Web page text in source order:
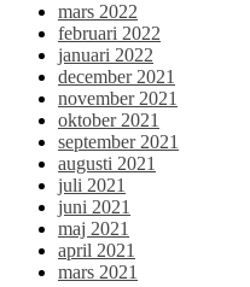
mars 2022
februari 2022
januari 2022
december 2021
november 2021
oktober 2021
september 2021
augusti 2021
juli 2021
juni 2021
maj 2021
april 2021
mars 2021